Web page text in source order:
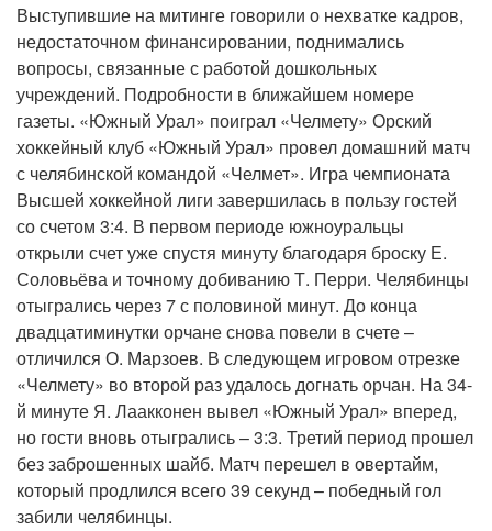
Выступившие на митинге говорили о нехватке кадров,
недостаточном финансировании, поднимались
вопросы, связанные с работой дошкольных
учреждений. Подробности в ближайшем номере
газеты. «Южный Урал» поиграл «Челмету» Орский
хоккейный клуб «Южный Урал» провел домашний матч
с челябинской командой «Челмет». Игра чемпионата
Высшей хоккейной лиги завершилась в пользу гостей
со счетом 3:4. В первом периоде южноуральцы
открыли счет уже спустя минуту благодаря броску Е.
Соловьёва и точному добиванию Т. Перри. Челябинцы
отыгрались через 7 с половиной минут. До конца
двадцатиминутки орчане снова повели в счете –
отличился О. Марзоев. В следующем игровом отрезке
«Челмету» во второй раз удалось догнать орчан. На 34-
й минуте Я. Лаакконен вывел «Южный Урал» вперед,
но гости вновь отыгрались – 3:3. Третий период прошел
без заброшенных шайб. Матч перешел в овертайм,
который продлился всего 39 секунд – победный гол
забили челябинцы.